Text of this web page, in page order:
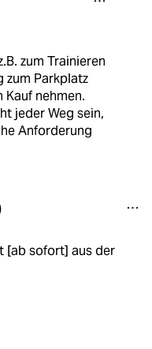
zum Trainieren
zum Parkplatz
nehmen.
jeder Weg sein,
Anforderung
[ab sofort] aus der